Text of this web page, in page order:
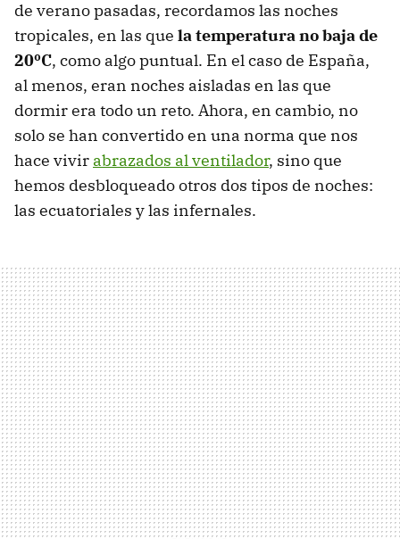
de verano pasadas, recordamos las noches
tropicales, en las que la temperatura no baja de
20ºC, como algo puntual. En el caso de España,
al menos, eran noches aisladas en las que
dormir era todo un reto. Ahora, en cambio, no
solo se han convertido en una norma que nos
hace vivir abrazados al ventilador, sino que
hemos desbloqueado otros dos tipos de noches:
las ecuatoriales y las infernales.